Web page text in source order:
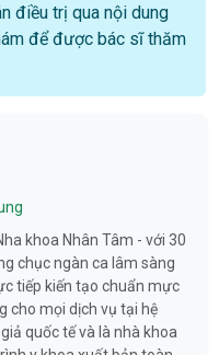
điều trị qua nội dung
để được bác sĩ thăm
khoa Nhân Tâm - với 30
chục ngàn ca lâm sàng
tiếp kiến tạo chuẩn mực
cho mọi dịch vụ tại hệ
quốc tế và là nhà khoa